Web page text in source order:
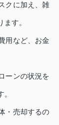
クに加え、雑
す。
用など、お金
ーンの状況を
・売却するの